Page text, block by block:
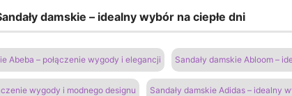
damskie – idealny wybór na ciepłe dni
Abeba – połączenie wygody i elegancji Sandały damskie Abloom –
wygody i modnego designu Sandały damskie Adidas – idealny